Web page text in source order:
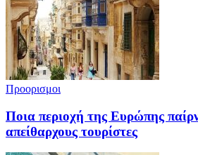
Προορισμοι
Ποια περιοχή της Ευρώπης
απείθαρχους τουρίστες